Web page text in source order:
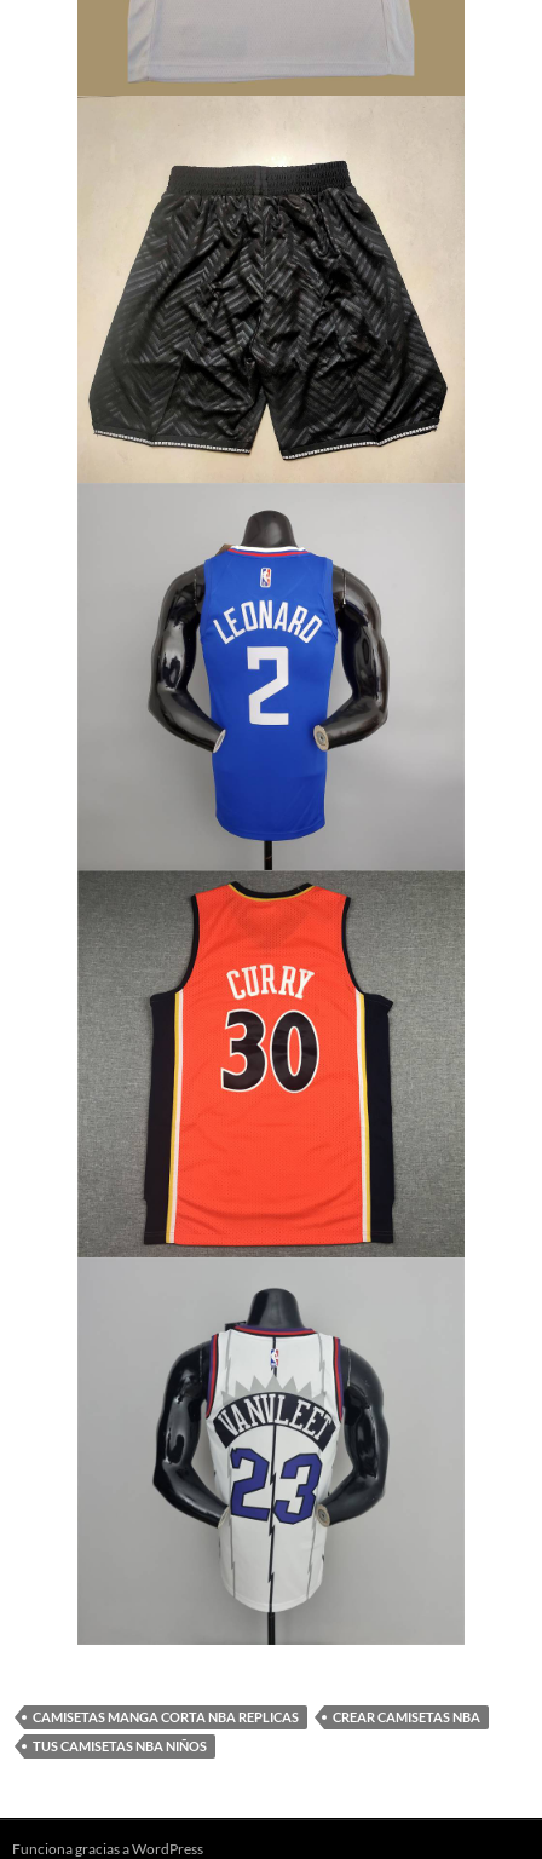
CAMISETAS MANGA CORTA NBA REPLICAS
CREAR CAMISETAS NBA
TUS CAMISETAS NBA NIÑOS
Funciona gracias a WordPress